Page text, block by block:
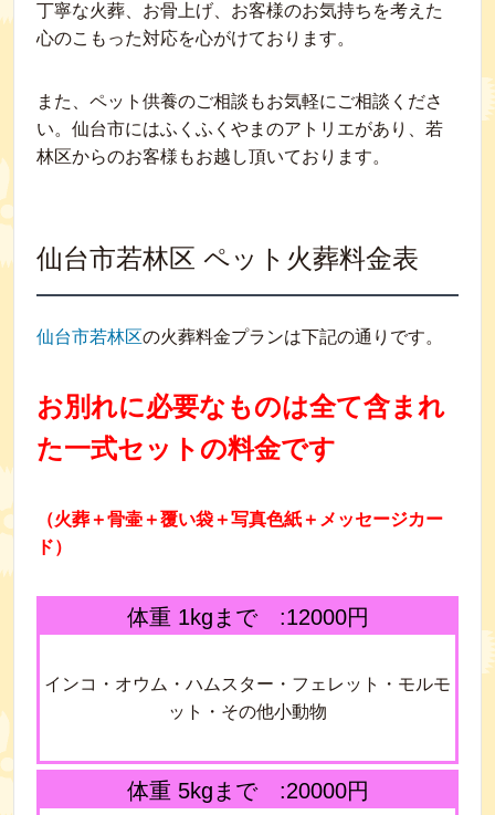
丁寧な火葬、お骨上げ、お客様のお気持ちを考えた
心のこもった対応を心がけております。
また、ペット供養のご相談もお気軽にご相談くださ
い。仙台市にはふくふくやまのアトリエがあり、若
林区からのお客様もお越し頂いております。
仙台市若林区 ペット火葬料金表
仙台市若林区の火葬料金プランは下記の通りです。
お別れに必要なものは全て含まれ
た一式セットの料金です
（火葬＋骨壷＋覆い袋＋写真色紙＋メッセージカー
ド）
体重 1kgまで :12000円
インコ・オウム・ハムスター・フェレット・モルモ
ット・その他小動物
体重 5kgまで :20000円